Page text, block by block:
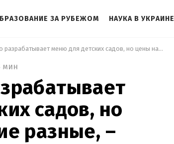
ЗА РУБЕЖОМ НАУКА В УКРАИНЕ
Клопотенко разрабатывает меню для детских садов, но цены на питание разные, – Зеленская
мин
садов, но
разные, –